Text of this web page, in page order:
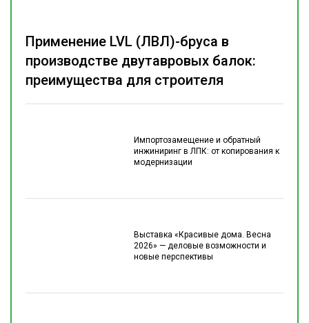
Импортозамещение и обратный
инжиниринг в ЛПК: от копирования к
модернизации
Выставка «Красивые дома. Весна
2026» — деловые возможности и
новые перспективы
Применение LVL (ЛВЛ)-бруса в
производстве двутавровых балок:
преимущества для строителя